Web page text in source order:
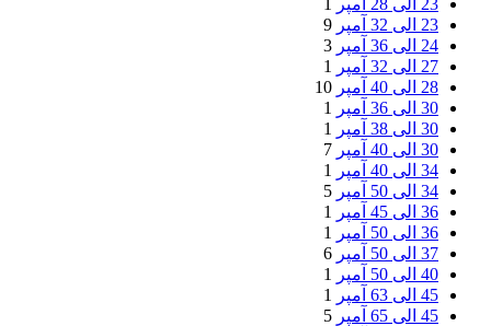
23 الی 32 آمپر
9
24 الی 36 آمپر
3
27 الی 32 آمپر
1
28 الی 40 آمپر
10
30 الی 36 آمپر
1
30 الی 38 آمپر
1
30 الی 40 آمپر
7
34 الی 40 آمپر
1
34 الی 50 آمپر
5
36 الی 45 آمپر
1
36 الی 50 آمپر
1
37 الی 50 آمپر
6
40 الی 50 آمپر
1
45 الی 63 آمپر
1
45 الی 65 آمپر
5